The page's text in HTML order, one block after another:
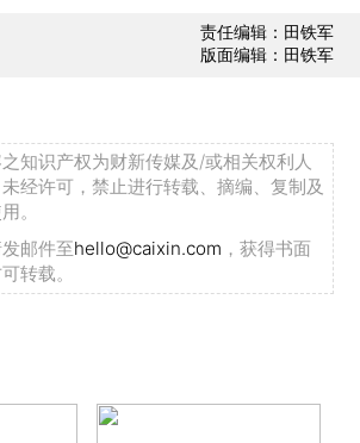
责任编辑：田铁军
版面编辑：田铁军
知识产权为财新传媒及/或相关权利人
经许可，禁止进行转载、摘编、复制及
。
邮件至hello@caixin.com ，获得书面
转载。